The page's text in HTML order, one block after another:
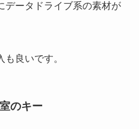
データドライブ系の素材が
良いです。
のキー